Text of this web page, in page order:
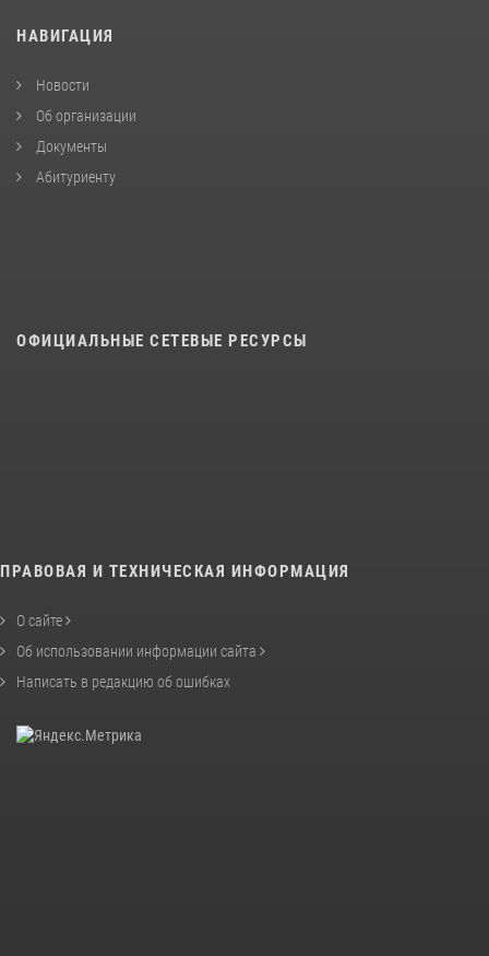
НАВИГАЦИЯ
Новости
Об организации
Документы
Абитуриенту
ОФИЦИАЛЬНЫЕ СЕТЕВЫЕ РЕСУРСЫ
ПРАВОВАЯ И ТЕХНИЧЕСКАЯ ИНФОРМАЦИЯ
О сайте
Об использовании информации сайта
Написать в редакцию об ошибках